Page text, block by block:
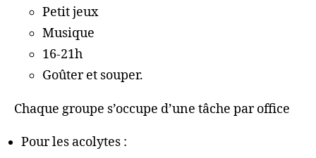
Petit jeux
Musique
16-21h
Goûter et souper.
Chaque groupe s’occupe d’une tâche par office
Pour les acolytes :